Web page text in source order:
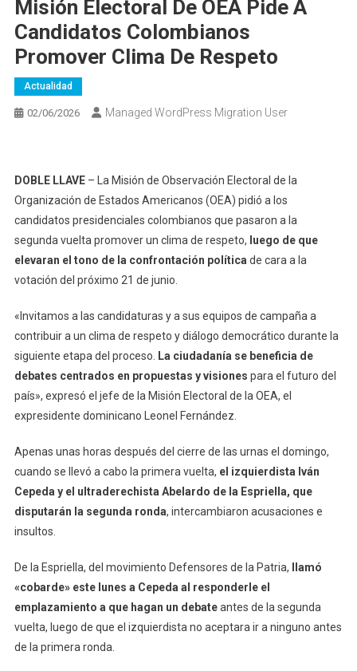
Misión Electoral De OEA Pide A
Candidatos Colombianos
Promover Clima De Respeto
Actualidad
02/06/2026 Managed WordPress Migration User
DOBLE LLAVE– La Misión de Observación Electoral de la
Organización de Estados Americanos (OEA) pidió a los
candidatos presidenciales colombianos que pasaron a la
segunda vuelta promover un clima de respeto, luego de que
elevaran el tono de la confrontación política de cara a la
votación del próximo 21 de junio.
«Invitamos a las candidaturas y a sus equipos de campaña a
contribuir a un clima de respeto y diálogo democrático durante la
siguiente etapa del proceso.
La ciudadanía se beneficia de
debates centrados en propuestas y visiones para el futuro del
país», expresó el jefe de la Misión Electoral de la OEA, el
expresidente dominicano Leonel Fernández.
Apenas unas horas después del cierre de las urnas el domingo,
cuando se llevó a cabo la primera vuelta, el izquierdista Iván
Cepeda y el ultraderechista Abelardo de la Espriella, que
disputarán la segunda ronda, intercambiaron acusaciones e
insultos.
De la Espriella, del movimiento Defensores de la Patria,
llamó
«cobarde» este lunes a Cepeda al responderle el
emplazamiento a que hagan un debateantes de la segunda
vuelta, luego de que el izquierdista no aceptara ir a ninguno antes
de la primera ronda.